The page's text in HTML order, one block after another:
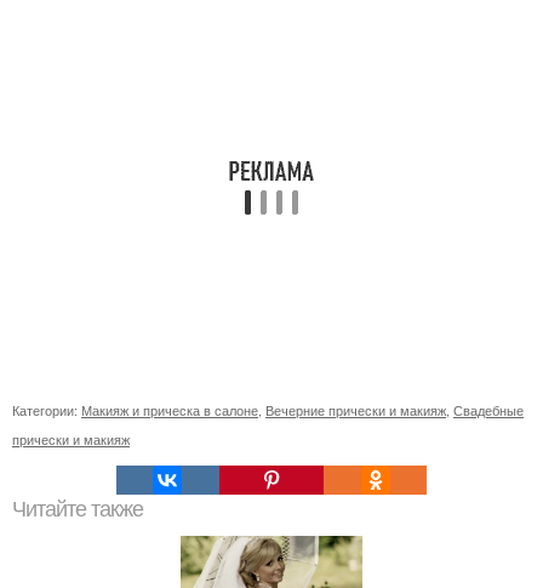
Категории: Макияж и прическа в салоне, Вечерние прически и макияж, Свадебные
прически и макияж
Читайте также